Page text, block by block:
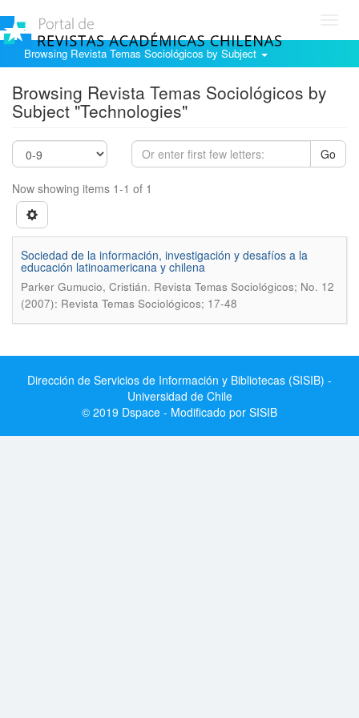
Browsing Revista Temas Sociológicos by Subject
Browsing Revista Temas Sociológicos by
Subject "Technologies"
Go
Now showing items 1-1 of 1
Sociedad de la información, investigación y desafí­os a la
educación latinoamericana y chilena
Parker Gumucio, Cristián. Revista Temas Sociológicos; No. 12
(2007): Revista Temas Sociológicos; 17-48
Dirección de Servicios de Información y Bibliotecas (SISIB) -
Universidad de Chile
© 2019 Dspace - Modificado por SISIB